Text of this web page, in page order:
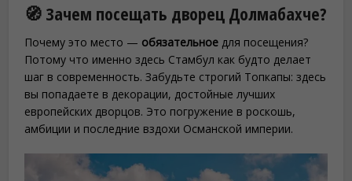
🧭 Зачем посещать дворец Долмабахче?
Почему это место — обязательное для посещения?
Потому что именно здесь Стамбул как будто делает
шаг в современность. Забудьте строгий Топкапы: здесь
вы попадаете в декорации, достойные лучших
европейских дворцов. Это погружение в роскошь,
амбиции и последние вздохи Османской империи.